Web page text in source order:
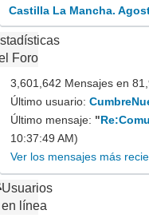
Castilla La Mancha.
Foro
3,601,642 Mensajes en
Último usuario:
Último mensaje: "
10:37:49 AM)
Ver los mensajes más
Usuarios
en línea